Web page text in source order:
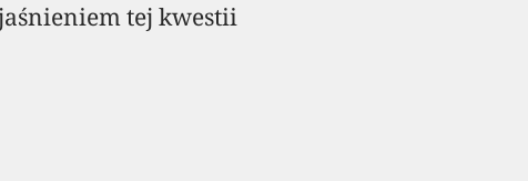
tej kwestii